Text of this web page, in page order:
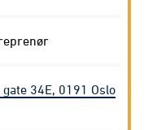
34E, 0191 Oslo